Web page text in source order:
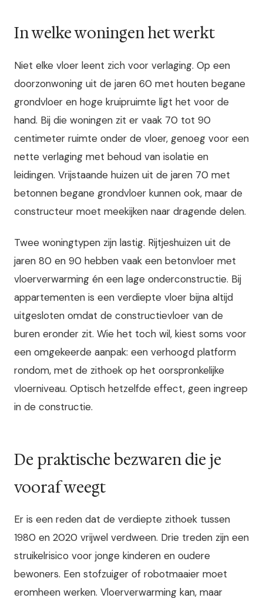
In welke woningen het werkt
Niet elke vloer leent zich voor verlaging. Op een
doorzonwoning uit de jaren 60 met houten begane
grondvloer en hoge kruipruimte ligt het voor de
hand. Bij die woningen zit er vaak 70 tot 90
centimeter ruimte onder de vloer, genoeg voor een
nette verlaging met behoud van isolatie en
leidingen. Vrijstaande huizen uit de jaren 70 met
betonnen begane grondvloer kunnen ook, maar de
constructeur moet meekijken naar dragende delen.
Twee woningtypen zijn lastig. Rijtjeshuizen uit de
jaren 80 en 90 hebben vaak een betonvloer met
vloerverwarming én een lage onderconstructie. Bij
appartementen is een verdiepte vloer bijna altijd
uitgesloten omdat de constructievloer van de
buren eronder zit. Wie het toch wil, kiest soms voor
een omgekeerde aanpak: een verhoogd platform
rondom, met de zithoek op het oorspronkelijke
vloerniveau. Optisch hetzelfde effect, geen ingreep
in de constructie.
De praktische bezwaren die je
vooraf weegt
Er is een reden dat de verdiepte zithoek tussen
1980 en 2020 vrijwel verdween. Drie treden zijn een
struikelrisico voor jonge kinderen en oudere
bewoners. Een stofzuiger of robotmaaier moet
eromheen werken. Vloerverwarming kan, maar